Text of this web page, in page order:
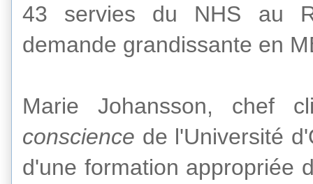
43
servies du NHS
au
demande grandissante en
Marie Johansson, chef
conscience de l'Université
d'une formation appropriée